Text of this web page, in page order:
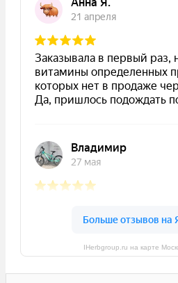
IHerbgroup.ru на карте